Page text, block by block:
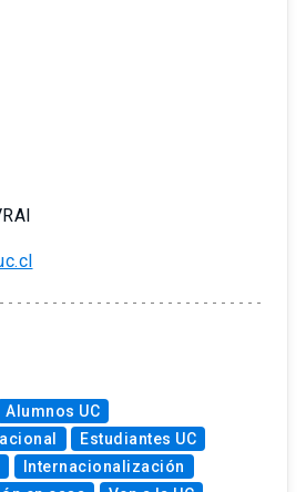
Alumnos UC
Estudiantes UC
Internacionalización